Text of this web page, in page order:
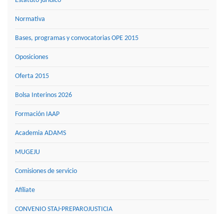
Normativa
Bases, programas y convocatorias OPE 2015
Oposiciones
Oferta 2015
Bolsa Interinos 2026
Formación IAAP
Academia ADAMS
MUGEJU
Comisiones de servicio
Afíliate
CONVENIO STAJ-PREPAROJUSTICIA